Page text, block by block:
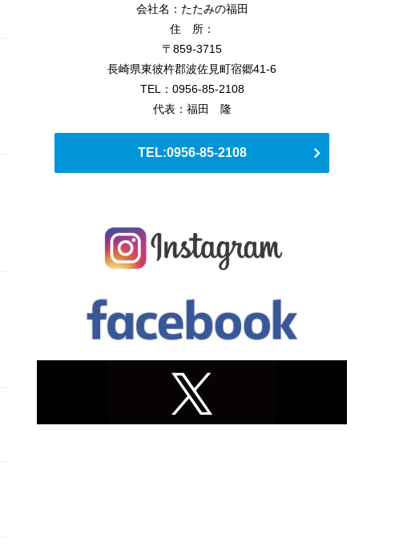
会社名：たたみの福田
住 所：
〒859-3715
長崎県東彼杵郡波佐見町宿郷41-6
TEL：0956-85-2108
代表：福田 隆
TEL:0956-85-2108